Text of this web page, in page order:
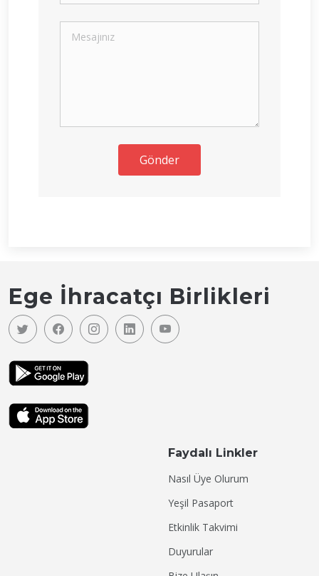
Gönder
Ege İhracatçı Birlikleri
Faydalı Linkler
Nasıl Üye Olurum
Yeşil Pasaport
Etkinlik Takvimi
Duyurular